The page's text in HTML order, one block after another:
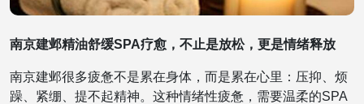
南京建邺精油舒缓SPA疗愈，不止是放松，更是情绪释放
南京建邺很多疲惫不是累在身体，而是累在心里：压抑、烦
躁、紧绷、提不起精神。这种情绪性疲惫，需要温柔的SPA